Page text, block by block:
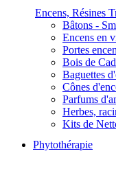
Encens, Résines
Bâtons -
Encens en
Portes
Bois de
Baguettes
Cônes
Parfums
Herbes,
Kits de
Phytothérapie